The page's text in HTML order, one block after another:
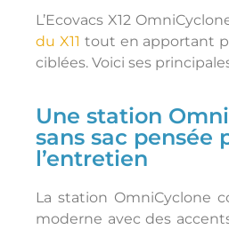
L’Ecovacs X12
du X11 tout en apportant
ciblées. Voici ses
Une station
sans sac pensée
l’entretien
La station OmniCyclone
moderne avec des